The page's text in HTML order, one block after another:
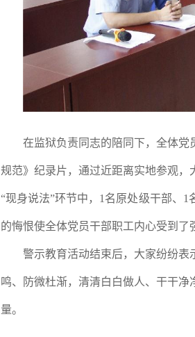
在监狱负责同志的陪同下，全体党
规范》纪录片，通过近距离实地参观
“现身说法”环节中，1名原处级干部、
的悔恨使全体党员干部职工内心受到了
警示教育活动结束后，大家纷纷表
鸣、防微杜渐，清清白白做人、干干
量。